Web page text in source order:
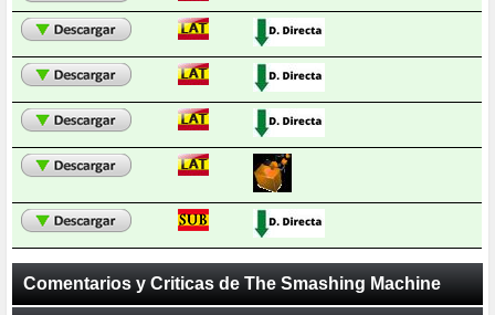
Comentarios y Criticas de The Smashing Machine